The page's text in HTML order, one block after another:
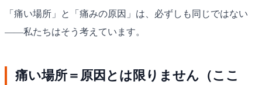
「痛い場所」と「痛みの原因」は、必ずしも同じではない
——私たちはそう考えています。
痛い場所＝原因とは限りません（ここ